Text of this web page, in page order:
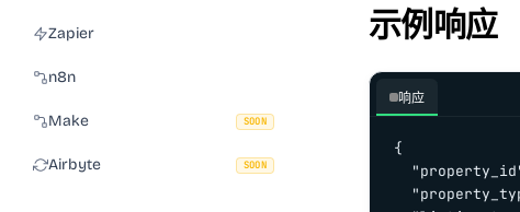
Zapier
n8n
Make SOON
Airbyte SOON
示例响应
响应
{